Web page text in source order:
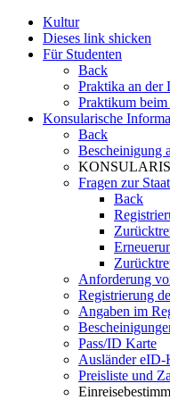
Kultur
Dieses link shicken
Für Studenten
Back
Praktika an der
Praktikum
Konsularische
Back
Bescheinigung
Fragen zur
Back
Anforderung
Registrierung
Angaben im
Pass/ID Karte
Ausländer eID-
Preisliste und